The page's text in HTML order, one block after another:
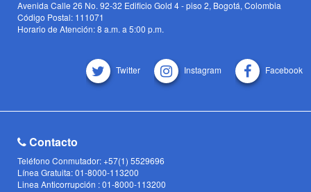
Avenida Calle 26 No. 92-32 Edificio Gold 4 - piso 2, Bogotá, Colombia
Código Postal: 111071
Horario de Atención: 8 a.m. a 5:00 p.m.
Twitter Instagram Facebook
Contacto
Teléfono Conmutador: +57(1) 5529696
Línea Gratuita: 01-8000-113200
Linea Anticorrupción : 01-8000-113200